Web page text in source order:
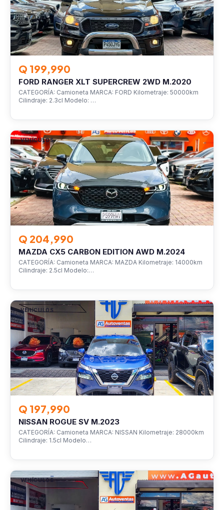
Q 199,990
FORD RANGER XLT SUPERCREW 2WD M.2020
CATEGORÍA: Camioneta MARCA: FORD Kilometraje: 50000km
Cilindraje: 2.3cl Modelo: …
VEHÍCULOS
Q 204,990
MAZDA CX5 CARBON EDITION AWD M.2024
CATEGORÍA: Camioneta MARCA: MAZDA Kilometraje: 14000km
Cilindraje: 2.5cl Modelo:…
VEHÍCULOS
Q 197,990
NISSAN ROGUE SV M.2023
CATEGORÍA: Camioneta MARCA: NISSAN Kilometraje: 28000km
Cilindraje: 1.5cl Modelo…
VEHÍCULOS